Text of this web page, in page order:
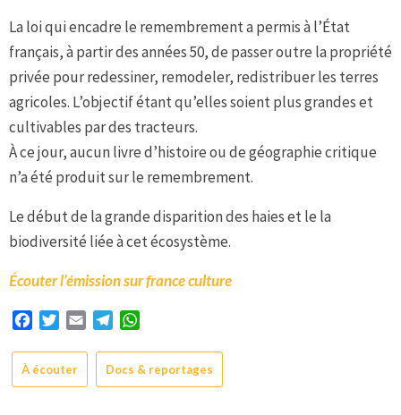
La loi qui encadre le remembrement a permis à l’État
français, à partir des années 50, de passer outre la propriété
privée pour redessiner, remodeler, redistribuer les terres
agricoles. L’objectif étant qu’elles soient plus grandes et
cultivables par des tracteurs.
À ce jour, aucun livre d’histoire ou de géographie critique
n’a été produit sur le remembrement.
Le début de la grande disparition des haies et le la
biodiversité liée à cet écosystème.
Écouter l’émission sur france culture
Facebook
Twitter
Email Telegram
À écouter Docs & reportages